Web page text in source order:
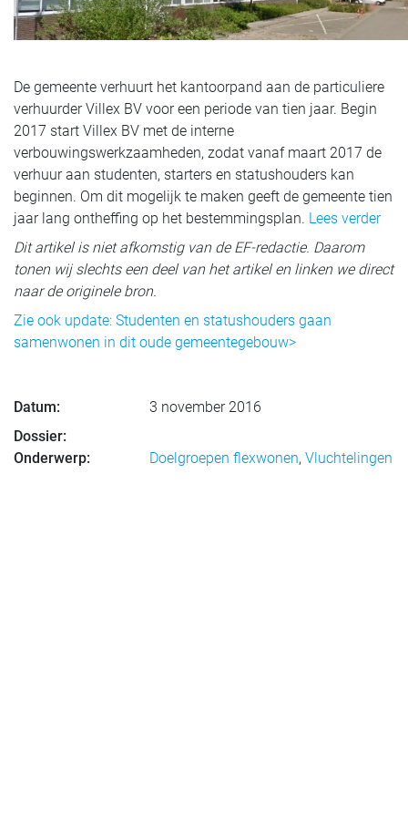
De gemeente verhuurt het kantoorpand aan de particuliere
verhuurder Villex BV voor een periode van tien jaar. Begin
2017 start Villex BV met de interne
verbouwingswerkzaamheden, zodat vanaf maart 2017 de
verhuur aan studenten, starters en statushouders kan
beginnen. Om dit mogelijk te maken geeft de gemeente tien
jaar lang ontheffing op het bestemmingsplan. Lees verder
Dit artikel is niet afkomstig van de EF-redactie. Daarom
tonen wij slechts een deel van het artikel en linken we direct
naar de originele bron.
Zie ook update: Studenten en statushouders gaan
samenwonen in dit oude gemeentegebouw>
Datum:
3 november 2016
Dossier:
Onderwerp:
Doelgroepen flexwonen,Vluchtelingen